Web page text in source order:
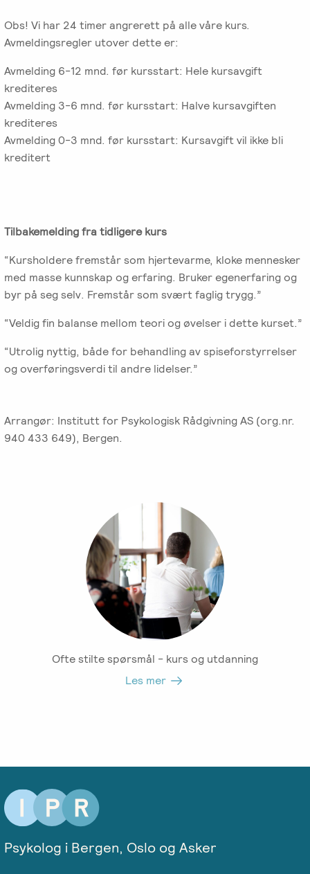
Obs! Vi har 24 timer angrerett på alle våre kurs.
Avmeldingsregler utover dette er:
Avmelding 6-12 mnd. før kursstart: Hele kursavgift
krediteres
Avmelding 3-6 mnd. før kursstart: Halve kursavgiften
krediteres
Avmelding 0-3 mnd. før kursstart: Kursavgift vil ikke bli
kreditert
Tilbakemelding fra tidligere kurs
“Kursholdere fremstår som hjertevarme, kloke mennesker
med masse kunnskap og erfaring. Bruker egenerfaring og
byr på seg selv. Fremstår som svært faglig trygg.”
“Veldig fin balanse mellom teori og øvelser i dette kurset.”
“Utrolig nyttig, både for behandling av spiseforstyrrelser
og overføringsverdi til andre lidelser.”
Arrangør: Institutt for Psykologisk Rådgivning AS (org.nr.
940 433 649), Bergen.
Ofte stilte spørsmål - kurs og utdanning
Les mer
Psykolog i Bergen, Oslo og Asker